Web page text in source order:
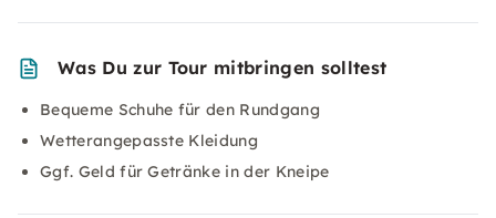
Was Du zur Tour mitbringen solltest
Bequeme Schuhe für den Rundgang
Wetterangepasste Kleidung
Ggf. Geld für Getränke in der Kneipe